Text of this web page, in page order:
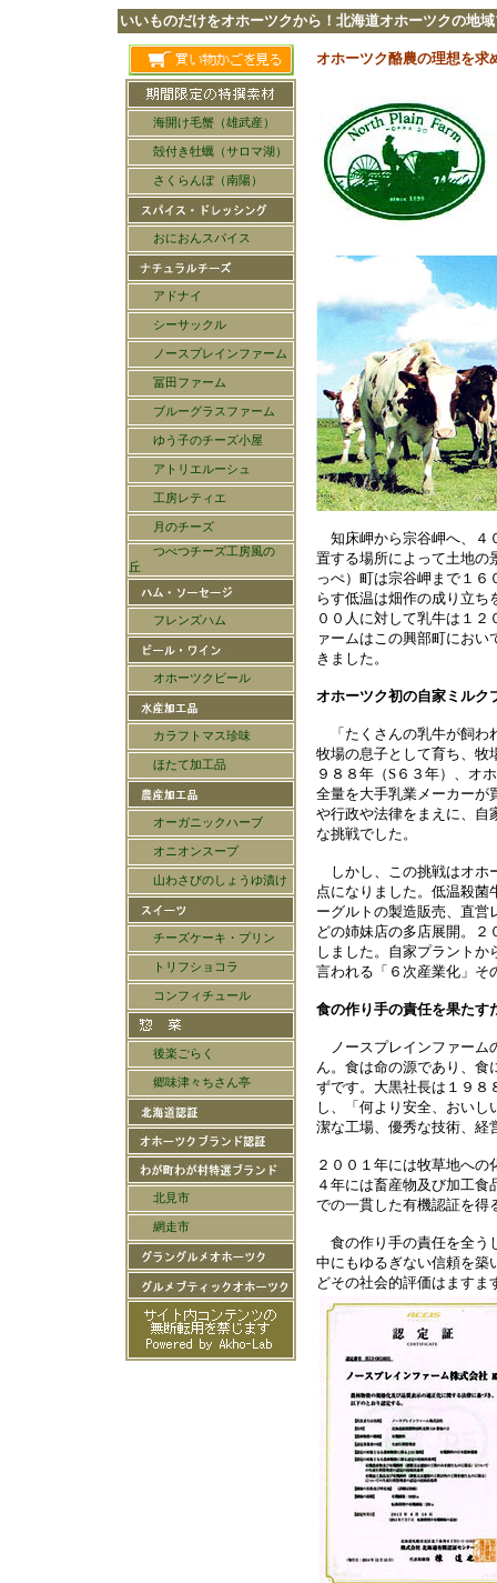
いいものだけをオホーツクから！北海道オホーツクの地
オホーツク酪農の理想を求
知床岬から宗谷岬へ、４
置する場所によって土地の
っぺ）町は宗谷岬まで１
らす低温は畑作の成り立
００人に対して乳牛は１
ァームはこの興部町にお
きました。
オホーツク初の自家ミルク
「たくさんの乳牛が飼わ
牧場の息子として育ち、牧
９８８年（S６３年）、オ
全量を大手乳業メーカーが
や行政や法律をまえに、自
な挑戦でした。
しかし、この挑戦はオホ
点になりました。低温殺菌
ーグルトの製造販売、直営
どの姉妹店の多店展開。
しました。自家プラント
言われる「６次産業化」そ
食の作り手の責任を果たす
ノースプレインファーム
ん。食は命の源であり、食
ずです。大黒社長は１９８
し、「何より安全、おい
潔な工場、優秀な技術、経
２００１年には牧草地へ
４年には畜産物及び加工
での一貫した有機認証を得
食の作り手の責任を全う
中にもゆるぎない信頼を築
どその社会的評価はますま